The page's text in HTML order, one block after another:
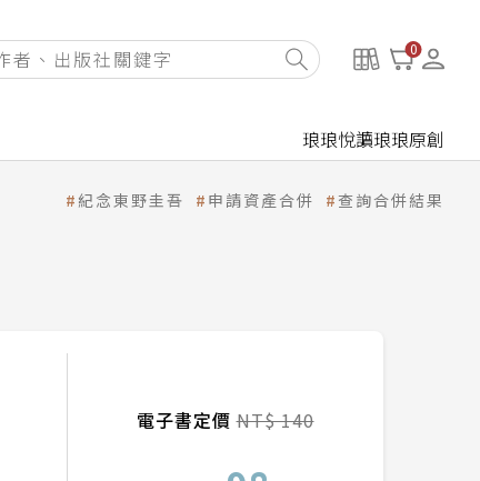
0
琅琅悅讀琅琅原創
紀念東野圭吾 申請資產合併 查詢合併結果
電子書定價NT$ 140